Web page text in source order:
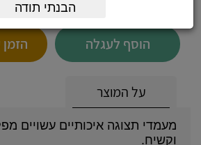
הוסף לעגלה
על המוצר
מעמדי תצוגה איכותיים עשויים
וקשיח.
הבנתי תודה